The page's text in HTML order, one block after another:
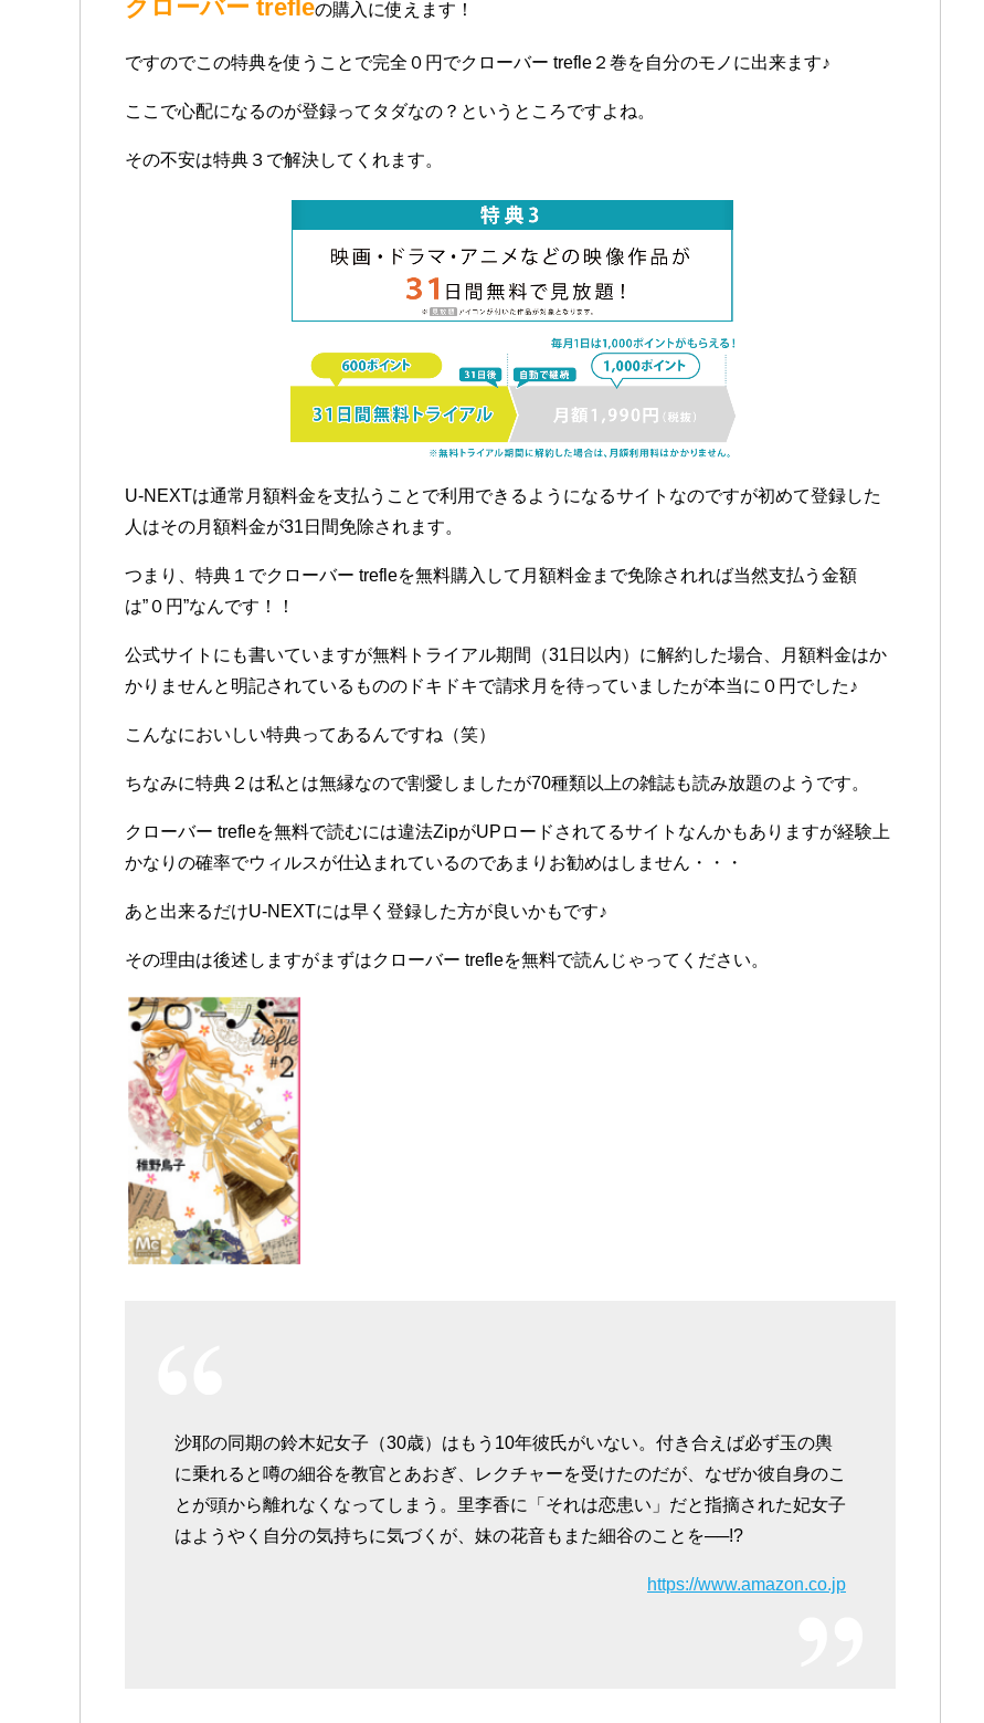
クローバー trefleの購入に使えます！
ですのでこの特典を使うことで完全０円でクローバー trefle２巻を自分のモノに出来ます♪
ここで心配になるのが登録ってタダなの？というところですよね。
その不安は特典３で解決してくれます。
U-NEXTは通常月額料金を支払うことで利用できるようになるサイトなのですが初めて登録した
人はその月額料金が31日間免除されます。
つまり、特典１でクローバー trefleを無料購入して月額料金まで免除されれば当然支払う金額
は”０円”なんです！！
公式サイトにも書いていますが無料トライアル期間（31日以内）に解約した場合、月額料金はか
かりませんと明記されているもののドキドキで請求月を待っていましたが本当に０円でした♪
こんなにおいしい特典ってあるんですね（笑）
ちなみに特典２は私とは無縁なので割愛しましたが70種類以上の雑誌も読み放題のようです。
クローバー trefleを無料で読むには違法ZipがUPロードされてるサイトなんかもありますが経験上
かなりの確率でウィルスが仕込まれているのであまりお勧めはしません・・・
あと出来るだけU-NEXTには早く登録した方が良いかもです♪
その理由は後述しますがまずはクローバー trefleを無料で読んじゃってください。
沙耶の同期の鈴木妃女子（30歳）はもう10年彼氏がいない。付き合えば必ず玉の輿
に乗れると噂の細谷を教官とあおぎ、レクチャーを受けたのだが、なぜか彼自身のこ
とが頭から離れなくなってしまう。里李香に「それは恋患い」だと指摘された妃女子
はようやく自分の気持ちに気づくが、妹の花音もまた細谷のことを──!?
https://www.amazon.co.jp